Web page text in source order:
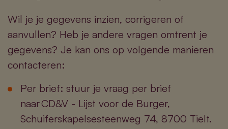
Wil je je gegevens inzien, corrigeren of
aanvullen? Heb je andere vragen omtrent je
gegevens? Je kan ons op volgende manieren
contacteren:
Per brief: stuur je vraag per brief
naar CD&V - Lijst voor de Burger,
Schuiferskapelsesteenweg 74, 8700 Tielt.